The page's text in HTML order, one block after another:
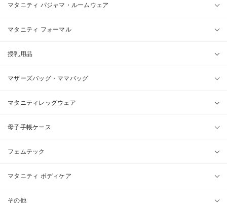
マタニティ パジャマ・ルームウェア
マタニティ フォーマル
授乳用品
マザーズバッグ・ママバッグ
マタニティレッグウェア
母子手帳ケース
フェムテック
マタニティ ボディケア
その他